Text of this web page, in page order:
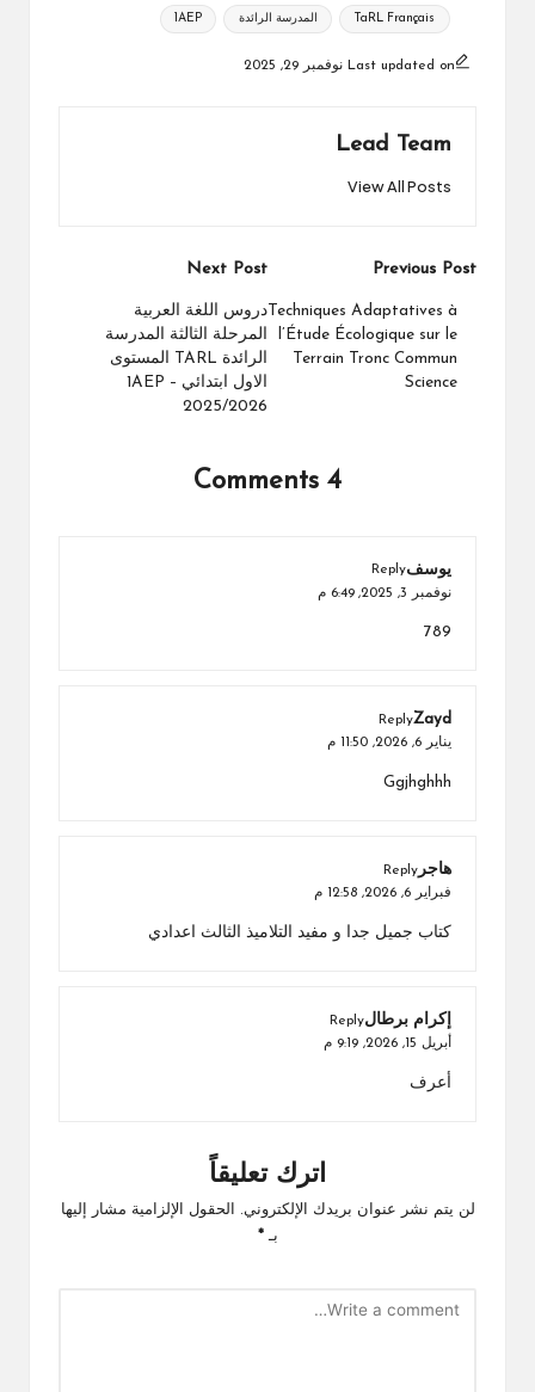
Tags:
1AEP المدرسة الرائدة TaRL Français
Last updated on نوفمبر 29, 2025
Lead Team
View All Posts
Post
navigation
Previous Post
Techniques Adaptatives à
l’Étude Écologique sur le
Terrain Tronc Commun
Science
Next Post
دروس اللغة العربية
المرحلة الثالثة المدرسة
الرائدة TARL المستوى
الاول ابتدائي 1AEP –
2025/2026
4 Comments
يوسفReply
نوفمبر 3, 2025,
6:49 م
789
Zayd
Reply
يناير 6, 2026,
11:50 م
Ggjhghhh
هاجر Reply
فبراير 6, 2026,
12:58 م
كتاب جميل جدا و مفيد التلاميذ الثالث اعدادي
إكرام برطالReply
أبريل 15, 2026,
9:19 م
أعرف
اترك تعليقاً
لن يتم نشر عنوان بريدك الإلكتروني.
الحقول الإلزامية مشار إليها
بـ*